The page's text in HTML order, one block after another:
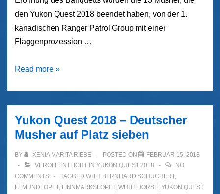
den Yukon Quest 2018 beendet haben, von der 1.
kanadischen Ranger Patrol Group mit einer
Flaggenprozession …
Finish
–
Yukon
Quest
2018
Read more »
Yukon Quest 2018 – Deutscher
Musher auf Platz sieben
BY XENIA MARITA RIEBE POSTED ON
FEBRUAR 15, 2018
VERÖFFENTLICHT IN YUKON QUEST 2018
NO
COMMENTS
TAGGED WITH BERNHARD SCHUCHERT,
FEMUNDLOPET, FINNMARKSLOPET, WHITEHORSE, YUKON QUEST